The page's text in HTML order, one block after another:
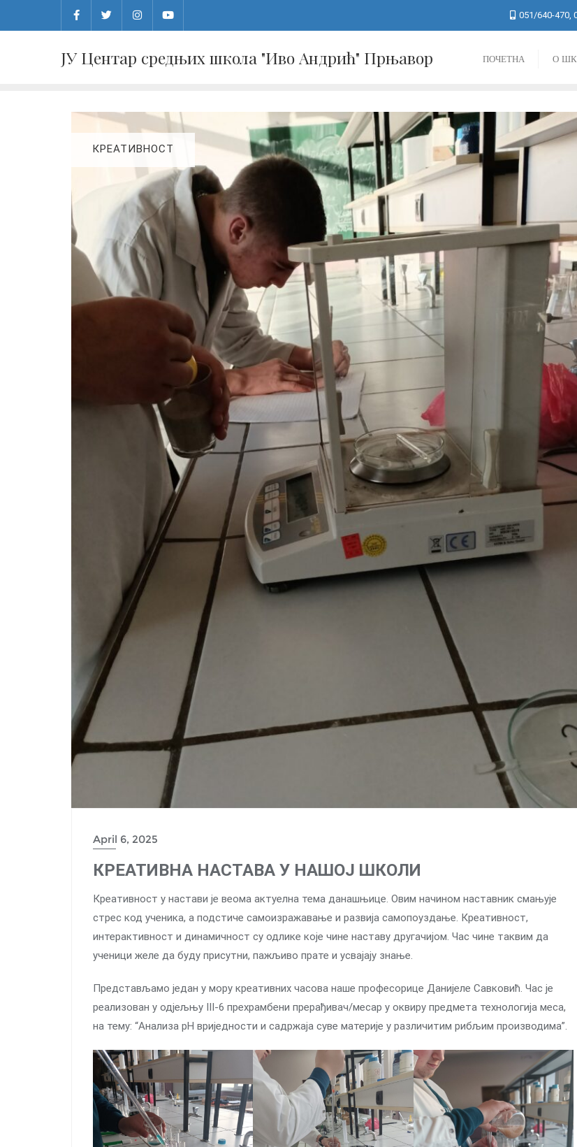
051/640-470,
ЈУ Центар средњих школа "Иво Андрић" Прњавор ПОЧЕТНА О
КРЕАТИВНОСТ
April 6, 2025
КРЕАТИВНА НАСТАВА У НАШОЈ ШКОЛИ
Креативност у настави је веома актуелна тема данашњице. Овим начином наставник смањује
стрес код ученика, а подстиче самоизражавање и развија самопоуздање. Креативност,
интерактивност и динамичност су одлике које чине наставу другачијом. Час чине таквим да
ученици желе да буду присутни, пажљиво прате и усвајају знање.
Представљамо један у мору креативних часова наше професорице Данијеле Савковић. Час је
реализован у одјељњу III-6 прехрамбени прерађивач/месар у оквиру предмета технологија меса,
на тему: “Анализа pH вриједности и садржаја суве материје у различитим рибљим производима”.